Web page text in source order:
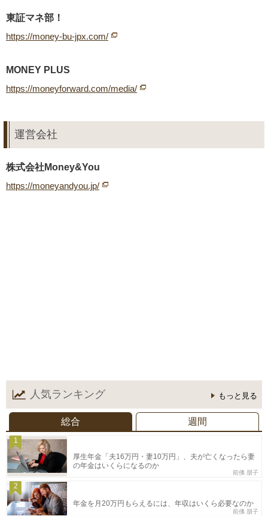
東証マネ部！
https://money-bu-jpx.com/
MONEY PLUS
https://moneyforward.com/media/
運営会社
株式会社Money&You
https://moneyandyou.jp/
人気ランキング もっと見る
総合 週間
1
厚生年金「夫16万円・妻10万円」、夫が亡くなったら妻
の年金はいくらになるのか
前佛 朋子
2
年金を月20万円もらえるには、年収はいくら必要なのか
前佛 朋子